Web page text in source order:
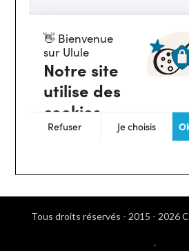
Tous droits réservés - 2015 - 2026
.